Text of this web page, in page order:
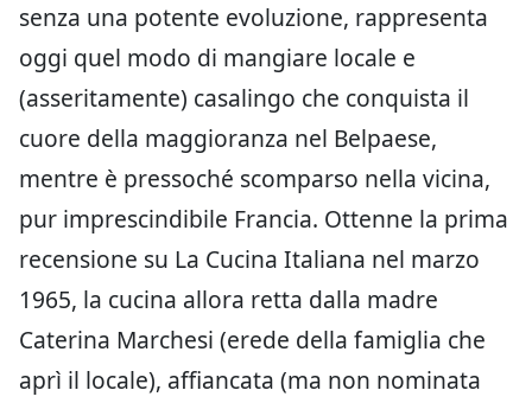
senza una potente evoluzione, rappresenta
oggi quel modo di mangiare locale e
(asseritamente) casalingo che conquista il
cuore della maggioranza nel Belpaese,
mentre è pressoché scomparso nella vicina,
pur imprescindibile Francia. Ottenne la prima
recensione su La Cucina Italiana nel marzo
1965, la cucina allora retta dalla madre
Caterina Marchesi (erede della famiglia che
aprì il locale), affiancata (ma non nominata